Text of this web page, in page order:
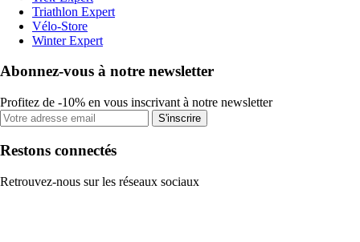
Triathlon Expert
Vélo-Store
Winter Expert
Abonnez-vous à notre newsletter
Profitez de -10% en vous inscrivant à notre newsletter
S'inscrire
Restons connectés
Retrouvez-nous sur les réseaux sociaux